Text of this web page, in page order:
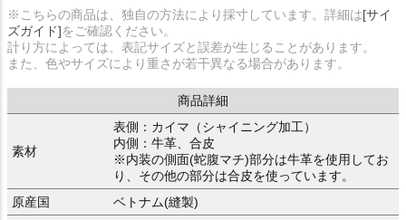
※こちらの商品は、独自の方法により採寸しています。詳細は[サイ
ズガイド]をご確認ください。
計り方によっては、表記サイズと誤差が生じることがあります。
また、色やサイズにより重さが若干異なる場合があります。
商品詳細
素材
表側：カイマ（シャイニング加工）
内側：牛革、合皮
※内装の側面(蛇腹マチ)部分は牛革を使用してお
り、その他の部分は合皮を使っています。
原産国
ベトナム(縫製)